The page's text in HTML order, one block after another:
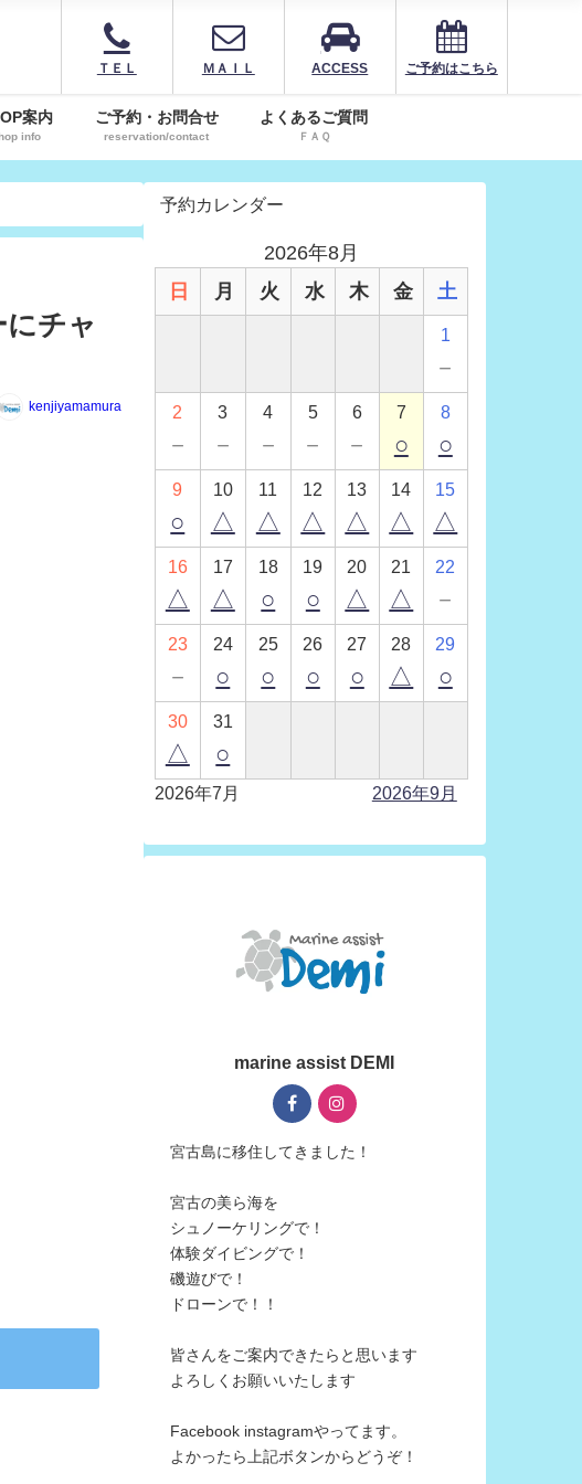
ＴＥＬ ＭＡＩＬ ACCESS ご予約はこちら
案内
info
ご予約・お問合せ
reservation/contact
よくあるご質問
ＦＡＱ
チャ
kenjiyamamura
予約カレンダー
2026年8月
日
月 火 水 木 金 土
1
－
2
－
3
－
4
－
5
－
6
－
7
○
8
○
9
○
10
△
11
△
12
△
13
△
14
△
15
△
16
△
17
△
18
○
19
○
20
△
21
△
22
－
23
－
24
○
25
○
26
○
27
○
28
△
29
○
30
△
31
○
2026年7月 2026年9月
marine assist DEMI
宮古島に移住してきました！
宮古の美ら海を
シュノーケリングで！
体験ダイビングで！
磯遊びで！
ドローンで！！
皆さんをご案内できたらと思います
よろしくお願いいたします
Facebook instagramやってます。
よかったら上記ボタンからどうぞ！